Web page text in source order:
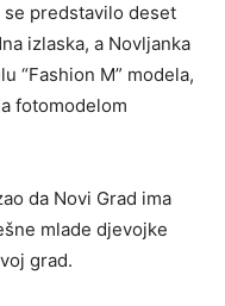
predstavilo deset
izlaska, a Novljanka
“Fashion M” modela,
fotomodelom
da Novi Grad ima
mlade djevojke
grad.